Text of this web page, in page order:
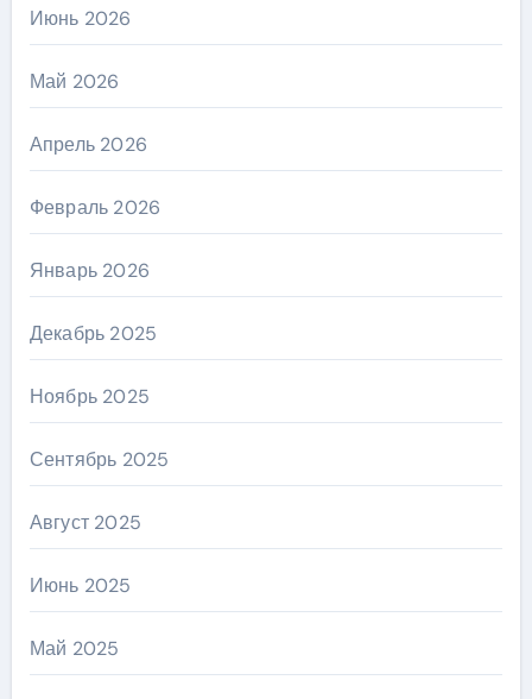
Июнь 2026
Май 2026
Апрель 2026
Февраль 2026
Январь 2026
Декабрь 2025
Ноябрь 2025
Сентябрь 2025
Август 2025
Июнь 2025
Май 2025